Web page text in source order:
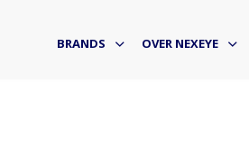
BRANDS OVER NEXEYE